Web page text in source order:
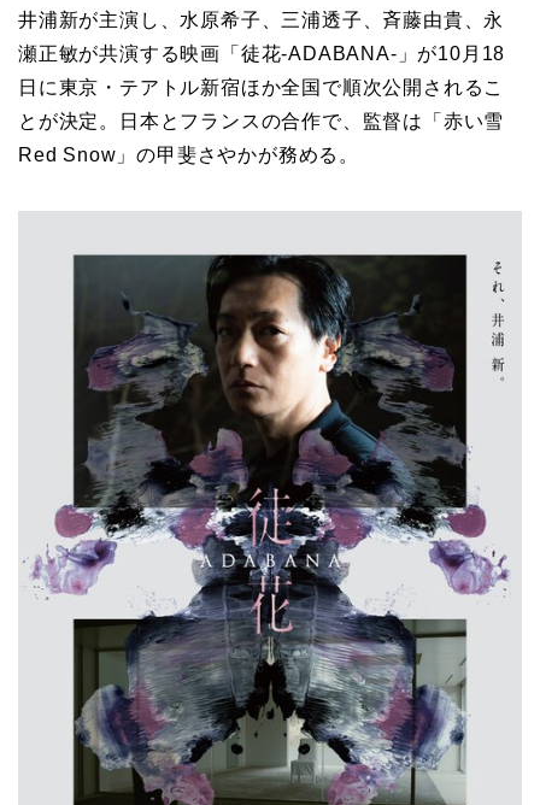
井浦新が主演し、 水原希子、 三浦透子、 斉藤由貴、 永
瀬正敏が共演する映画「徒花-ADABANA-」が10月18
日に東京・テアトル新宿ほか全国で順次公開されるこ
とが決定。日本とフランスの合作で、監督は「赤い雪
Red Snow」の甲斐さやかが務める。